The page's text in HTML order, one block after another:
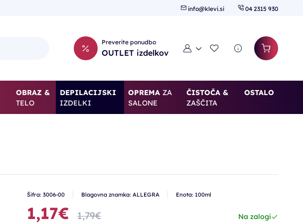
info@klevi.si 04 2315 930
Preverite ponudbo
OUTLET izdelkov Moj računSeznam želja
OBRAZ &
TELO
DEPILACIJSKI
IZDELKI
OPREMAZA
SALONE
ČISTOČA &
ZAŠČITA
OSTALO
Šifra: 3006-00 Blagovna znamka: ALLEGRA Enota: 100ml
1,17€ 1,79€ Na zalogi